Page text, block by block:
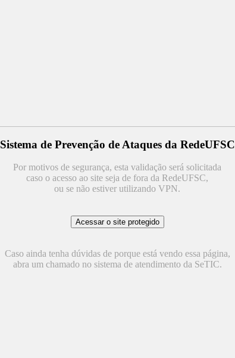
Sistema de Prevenção de Ataques da RedeUFSC
Por motivos de segurança, esta validação será solicitada
caso o acesso ao site seja de fora da RedeUFSC,
ou se não estiver utilizando VPN.
Caso ainda tenha dúvidas de porque está vendo essa página,
abra um chamado no sistema de atendimento da SeTIC.